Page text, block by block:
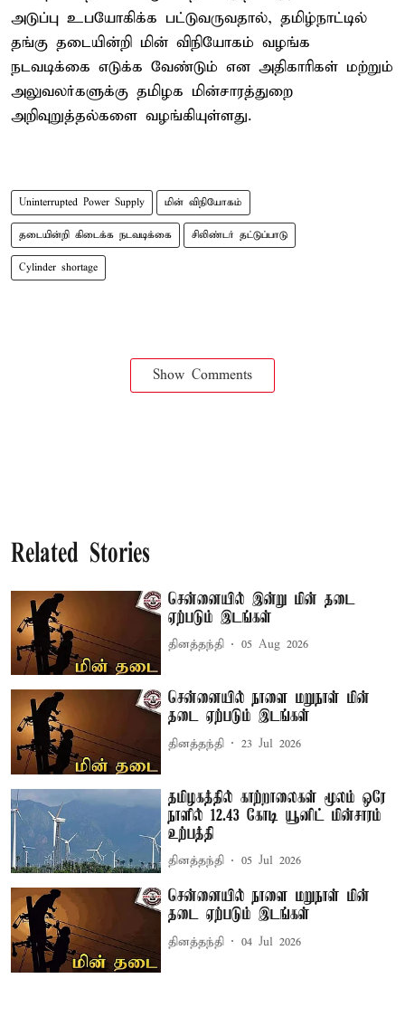
அடுப்பு உபயோகிக்க பட்டுவருவதால், தமிழ்நாட்டில்
தங்கு தடையின்றி மின் விநியோகம் வழங்க
நடவடிக்கை எடுக்க வேண்டும் என அதிகாரிகள் மற்றும்
அலுவலர்களுக்கு தமிழக மின்சாரத்துறை
அறிவுறுத்தல்களை வழங்கியுள்ளது.
Uninterrupted Power Supply மின் விநியோகம்
தடையின்றி கிடைக்க நடவடிக்கை சிலிண்டர் தட்டுப்பாடு
Cylinder shortage
Show Comments
Related Stories
சென்னையில் இன்று மின் தடை
ஏற்படும் இடங்கள்
தினத்தந்தி 05 Aug 2026
சென்னையில் நாளை மறுநாள் மின்
தடை ஏற்படும் இடங்கள்
தினத்தந்தி 23 Jul 2026
தமிழகத்தில் காற்றாலைகள் மூலம் ஒரே
நாளில் 12.43 கோடி யூனிட் மின்சாரம்
உற்பத்தி
தினத்தந்தி 05 Jul 2026
சென்னையில் நாளை மறுநாள் மின்
தடை ஏற்படும் இடங்கள்
தினத்தந்தி 04 Jul 2026